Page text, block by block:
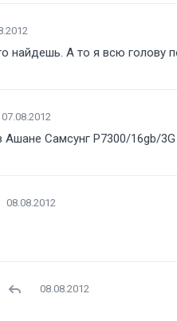
найдешь. А то я всю голову
07.08.2012
Самсунг P7300/16gb/
08.08.2012
08.08.2012